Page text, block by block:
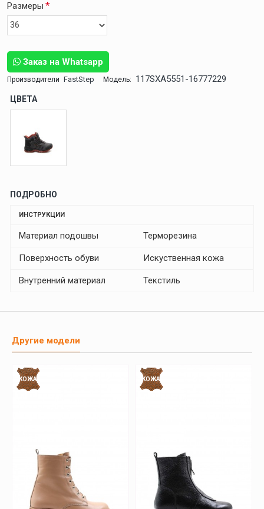
Заказ на Whatsapp
Производители FastStep Модель: 117SXA5551-16777229
Размеры
ЦВЕТА
ПОДРОБНО
ИНСТРУКЦИИ
Материал подошвы Терморезина
Поверхность обуви Искуственная кожа
Внутренний материал Текстиль
Другие модели
КОЖА КОЖА